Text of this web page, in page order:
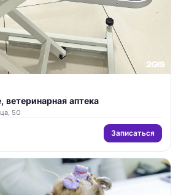
аптека
50
Записаться